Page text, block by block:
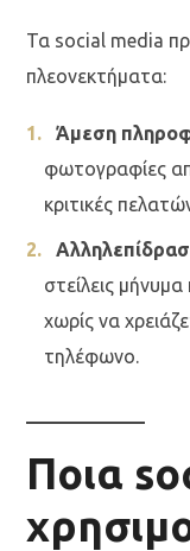
Τα social media
πλεονεκτήματα:
Άμεση
φωτογραφίες
κριτικές
στείλεις
χωρίς να
τηλέφωνο.
Ποια